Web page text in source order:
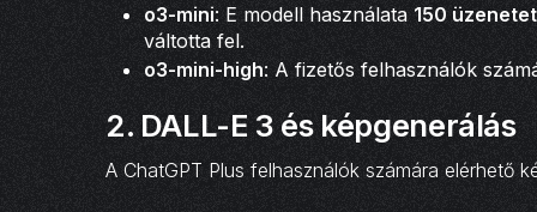
o3-mini: E modell használata 150 üzenetet
váltotta fel.
o3-mini-high: A fizetős felhasználók
2. DALL-E 3 és képgenerálás
A ChatGPT Plus felhasználók számára elérhető